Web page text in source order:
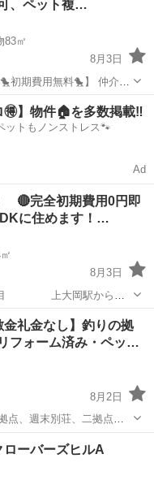
、ペット複…
㎡
8月3日
0円 －－－－－
－－－－－－－－－ 計 ：0円 なんと！！...
初期
🉐】物件🏠を多数掲載‼️
ットもノンストレス🐾
Ad
🔴完全初期費用0円即
に住めます！…
8月3日
から徒
費用0円で入居可能、即入
初期
金礼金なし】釣りの拠
フォーム済み・ペッ…
8月2日
点、週末別荘、二拠点生
具をアクセントにした和
て
ーバーズヒルA